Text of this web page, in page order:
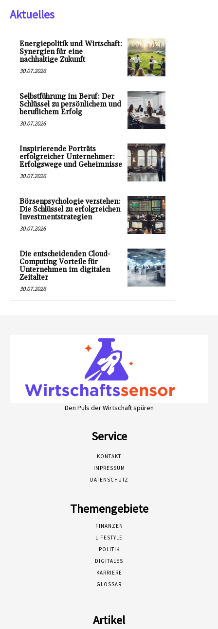
Aktuelles
Energiepolitik und Wirtschaft:
Synergien für eine
nachhaltige Zukunft
30.07.2026
Selbstführung im Beruf: Der
Schlüssel zu persönlichem und
beruflichem Erfolg
30.07.2026
Inspirierende Porträts
erfolgreicher Unternehmer:
Erfolgswege und Geheimnisse
30.07.2026
Börsenpsychologie verstehen:
Die Schlüssel zu erfolgreichen
Investmentstrategien
30.07.2026
Die entscheidenden Cloud-
Computing Vorteile für
Unternehmen im digitalen
Zeitalter
30.07.2026
Den Puls der Wirtschaft spüren
Service
KONTAKT
IMPRESSUM
DATENSCHUTZ
Themengebiete
FINANZEN
LIFESTYLE
POLITIK
DIGITALES
KARRIERE
GLOSSAR
Artikel